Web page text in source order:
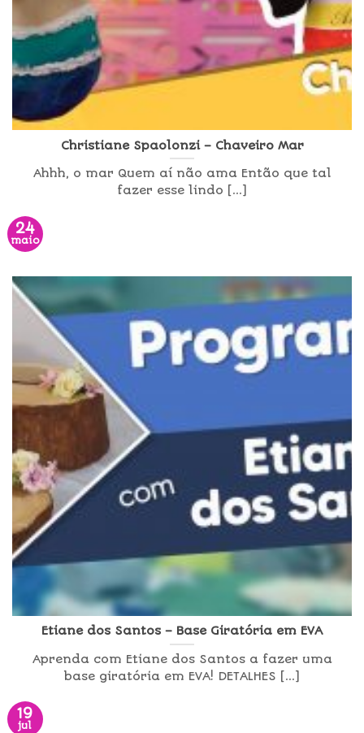
Christiane Spaolonzi – Chaveiro Mar
Ahhh, o mar Quem aí não ama Então que tal
fazer esse lindo [...]
24
maio
Etiane dos Santos – Base Giratória em EVA
Aprenda com Etiane dos Santos a fazer uma
base giratória em EVA! DETALHES [...]
19
jul